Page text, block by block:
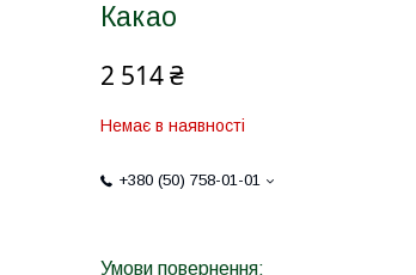
Какао
2 514 ₴
Немає в наявності
+380 (50) 758-01-01